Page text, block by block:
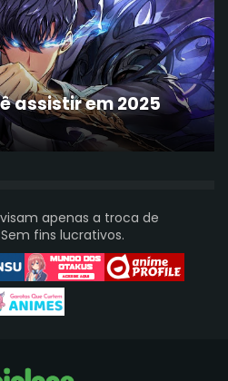
assistir em 2025
apenas a troca de
fins lucrativos.